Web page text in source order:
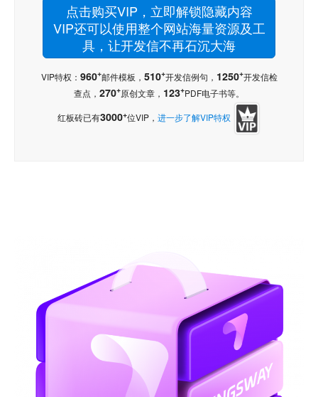
点击购买VIP，立即解锁隐藏内容
VIP还可以使用整个网站海量资源及工
具，让开发信不再石沉大海
VIP特权： 960+邮件模板， 510+开发信例句， 1250+开发信检
查点， 270+原创文章， 123+PDF电子书等。
红板砖已有3000+位VIP， 进一步了解VIP特权